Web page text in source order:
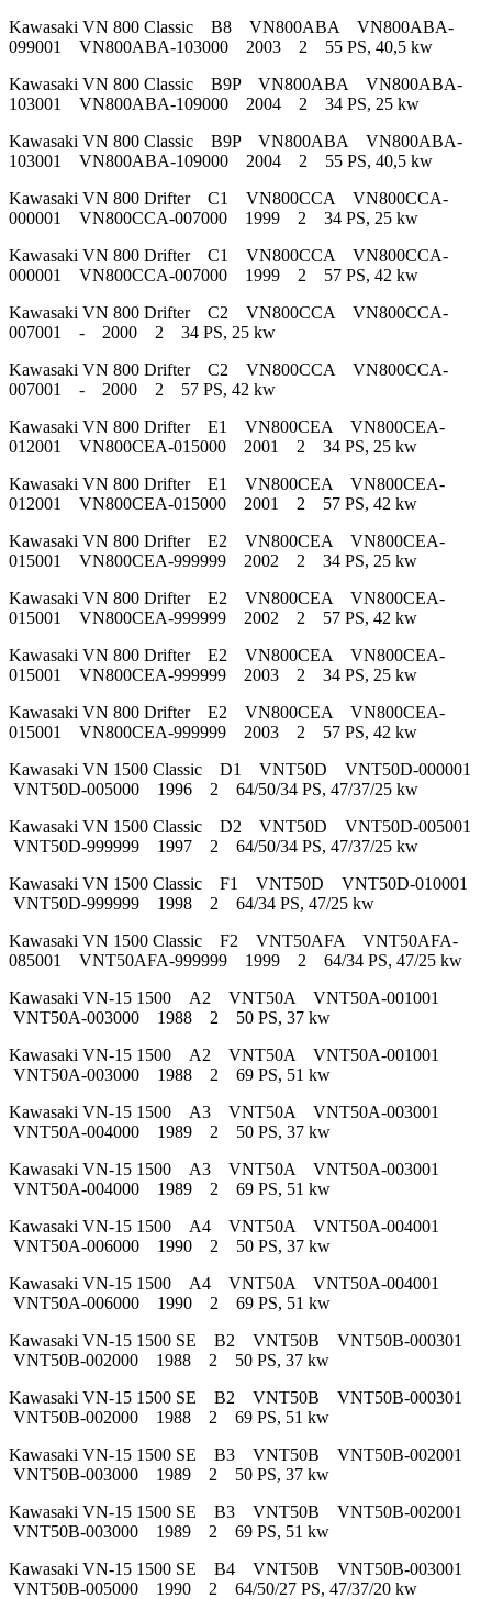
Kawasaki VN 800 Classic B8 VN800ABA VN800ABA-
099001 VN800ABA-103000 2003 2 55 PS, 40,5 kw
Kawasaki VN 800 Classic B9P VN800ABA VN800ABA-
103001 VN800ABA-109000 2004 2 34 PS, 25 kw
Kawasaki VN 800 Classic B9P VN800ABA VN800ABA-
103001 VN800ABA-109000 2004 2 55 PS, 40,5 kw
Kawasaki VN 800 Drifter C1 VN800CCA VN800CCA-
000001 VN800CCA-007000 1999 2 34 PS, 25 kw
Kawasaki VN 800 Drifter C1 VN800CCA VN800CCA-
000001 VN800CCA-007000 1999 2 57 PS, 42 kw
Kawasaki VN 800 Drifter C2 VN800CCA VN800CCA-
007001 - 2000 2 34 PS, 25 kw
Kawasaki VN 800 Drifter C2 VN800CCA VN800CCA-
007001 - 2000 2 57 PS, 42 kw
Kawasaki VN 800 Drifter E1 VN800CEA VN800CEA-
012001 VN800CEA-015000 2001 2 34 PS, 25 kw
Kawasaki VN 800 Drifter E1 VN800CEA VN800CEA-
012001 VN800CEA-015000 2001 2 57 PS, 42 kw
Kawasaki VN 800 Drifter E2 VN800CEA VN800CEA-
015001 VN800CEA-999999 2002 2 34 PS, 25 kw
Kawasaki VN 800 Drifter E2 VN800CEA VN800CEA-
015001 VN800CEA-999999 2002 2 57 PS, 42 kw
Kawasaki VN 800 Drifter E2 VN800CEA VN800CEA-
015001 VN800CEA-999999 2003 2 34 PS, 25 kw
Kawasaki VN 800 Drifter E2 VN800CEA VN800CEA-
015001 VN800CEA-999999 2003 2 57 PS, 42 kw
Kawasaki VN 1500 Classic D1 VNT50D VNT50D-000001
VNT50D-005000 1996 2 64/50/34 PS, 47/37/25 kw
Kawasaki VN 1500 Classic D2 VNT50D VNT50D-005001
VNT50D-999999 1997 2 64/50/34 PS, 47/37/25 kw
Kawasaki VN 1500 Classic F1 VNT50D VNT50D-010001
VNT50D-999999 1998 2 64/34 PS, 47/25 kw
Kawasaki VN 1500 Classic F2 VNT50AFA VNT50AFA-
085001 VNT50AFA-999999 1999 2 64/34 PS, 47/25 kw
Kawasaki VN-15 1500 A2 VNT50A VNT50A-001001
VNT50A-003000 1988 2 50 PS, 37 kw
Kawasaki VN-15 1500 A2 VNT50A VNT50A-001001
VNT50A-003000 1988 2 69 PS, 51 kw
Kawasaki VN-15 1500 A3 VNT50A VNT50A-003001
VNT50A-004000 1989 2 50 PS, 37 kw
Kawasaki VN-15 1500 A3 VNT50A VNT50A-003001
VNT50A-004000 1989 2 69 PS, 51 kw
Kawasaki VN-15 1500 A4 VNT50A VNT50A-004001
VNT50A-006000 1990 2 50 PS, 37 kw
Kawasaki VN-15 1500 A4 VNT50A VNT50A-004001
VNT50A-006000 1990 2 69 PS, 51 kw
Kawasaki VN-15 1500 SE B2 VNT50B VNT50B-000301
VNT50B-002000 1988 2 50 PS, 37 kw
Kawasaki VN-15 1500 SE B2 VNT50B VNT50B-000301
VNT50B-002000 1988 2 69 PS, 51 kw
Kawasaki VN-15 1500 SE B3 VNT50B VNT50B-002001
VNT50B-003000 1989 2 50 PS, 37 kw
Kawasaki VN-15 1500 SE B3 VNT50B VNT50B-002001
VNT50B-003000 1989 2 69 PS, 51 kw
Kawasaki VN-15 1500 SE B4 VNT50B VNT50B-003001
VNT50B-005000 1990 2 64/50/27 PS, 47/37/20 kw